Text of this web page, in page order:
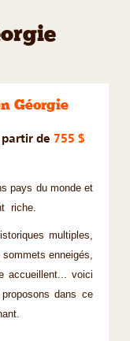
Géorgie
de 755 $
pays du monde et
riche.
multiples,
enneigés,
accueillent... voici
dans ce